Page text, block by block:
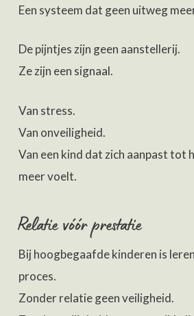
Een systeem dat geen uitweg
De pijntjes zijn geen aanstellerij.
Ze zijn een signaal.
Van stress.
Van onveiligheid.
Van een kind dat zich aanpast tot
meer voelt.
Relatie vóór prestatie
Bij hoogbegaafde kinderen is
proces.
Zonder relatie geen veiligheid.